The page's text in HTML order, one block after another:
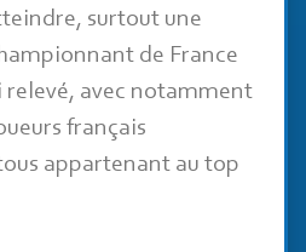
surtout une
de France
relevé, avec notamment
français
appartenant au top